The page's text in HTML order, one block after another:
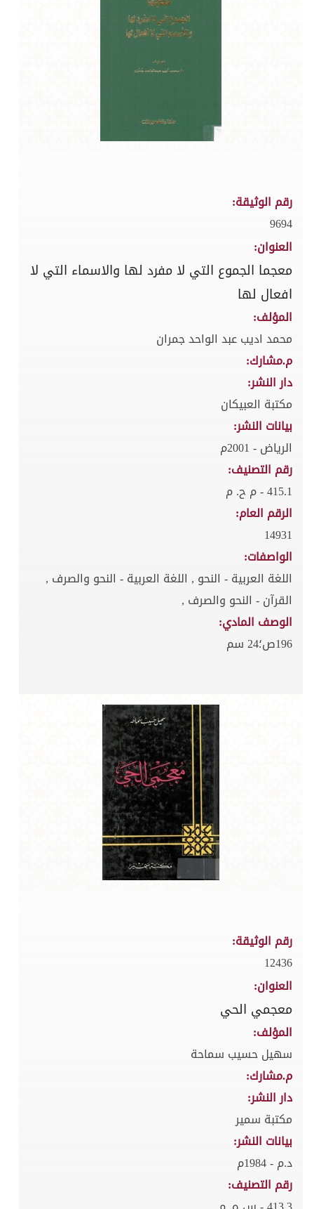
رقم الوثيقة:
9694
العنوان:
معجما الجموع التي لا مفرد لها والاسماء التي لا
افعال لها
المؤلف:
محمد اديب عبد الواحد جمران
م.مشارك:
دار النشر:
مكتبة العبيكان
بيانات النشر:
الرياض - 2001م
رقم التصنيف:
415.1 - م ح. م
الرقم العام:
14931
الواصفات:
اللغة العربية - النحو , اللغة العربية - النحو والصرف ,
القرآن - النحو والصرف ,
الوصف المادي:
196ص؛24 سم
رقم الوثيقة:
12436
العنوان:
معجمي الحي
المؤلف:
سهيل حسيب سماحة
م.مشارك:
دار النشر:
مكتبة سمير
بيانات النشر:
د.م - 1984م
رقم التصنيف: